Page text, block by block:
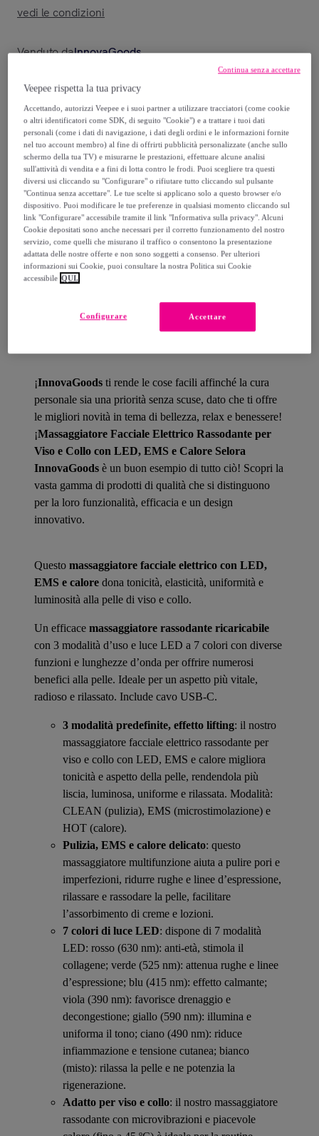
vedi le condizioni
Venduto daInnovaGoods
Consegna
Spedizione gratuita
Consegna: tra il17/08e il20/08
Come funziona?
Dettagli del prodotto
¡InnovaGoods ti rende le cose facili affinché la cura
personale sia una priorità senza scuse, dato che ti offre
le migliori novità in tema di bellezza, relax e benessere!
¡Massaggiatore Facciale Elettrico Rassodante per
Viso e Collo con LED, EMS e Calore Selora
InnovaGoods è un buon esempio di tutto ciò! Scopri la
vasta gamma di prodotti di qualità che si distinguono
per la loro funzionalità, efficacia e un design
innovativo.
Questo massaggiatore facciale elettrico con LED,
EMS e calore dona tonicità, elasticità, uniformità e
luminosità alla pelle di viso e collo.
Un efficace massaggiatore rassodante ricaricabile
con 3 modalità d’uso e luce LED a 7 colori con diverse
funzioni e lunghezze d’onda per offrire numerosi
benefici alla pelle. Ideale per un aspetto più vitale,
radioso e rilassato. Include cavo USB-C.
3 modalità predefinite, effetto lifting: il nostro
massaggiatore facciale elettrico rassodante per
viso e collo con LED, EMS e calore migliora
tonicità e aspetto della pelle, rendendola più
liscia, luminosa, uniforme e rilassata. Modalità:
CLEAN (pulizia), EMS (microstimolazione) e
HOT (calore).
Pulizia, EMS e calore delicato: questo
massaggiatore multifunzione aiuta a pulire pori e
imperfezioni, ridurre rughe e linee d’espressione,
rilassare e rassodare la pelle, facilitare
l’assorbimento di creme e lozioni.
7 colori di luce LED: dispone di 7 modalità
LED: rosso (630 nm): anti-età, stimola il
collagene; verde (525 nm): attenua rughe e linee
d’espressione; blu (415 nm): effetto calmante;
viola (390 nm): favorisce drenaggio e
decongestione; giallo (590 nm): illumina e
uniforma il tono; ciano (490 nm): riduce
infiammazione e tensione cutanea; bianco
(misto): rilassa la pelle e ne potenzia la
rigenerazione.
Adatto per viso e collo: il nostro massaggiatore
rassodante con microvibrazioni e piacevole
Veepee rispetta la tua privacy
Accettando, autorizzi Veepee e i suoi partner a utilizzare tracciatori (come cookie
o altri identificatori come SDK, di seguito "Cookie") e a trattare i tuoi dati
personali (come i dati di navigazione, i dati degli ordini e le informazioni fornite
nel tuo account membro) al fine di offrirti pubblicità personalizzate (anche sullo
schermo della tua TV) e misurarne le prestazioni, effettuare alcune analisi
sull'attività di vendita e a fini di lotta contro le frodi. Puoi scegliere tra questi
diversi usi cliccando su "Configurare" o rifiutare tutto cliccando sul pulsante
"Continua senza accettare". Le tue scelte si applicano solo a questo browser e/o
dispositivo. Puoi modificare le tue preferenze in qualsiasi momento cliccando sul
link "Configurare" accessibile tramite il link "Informativa sulla privacy". Alcuni
Cookie depositati sono anche necessari per il corretto funzionamento del nostro
servizio, come quelli che misurano il traffico o consentono la presentazione
adattata delle nostre offerte e non sono soggetti a consenso. Per ulteriori
informazioni sui Cookie, puoi consultare la nostra Politica sui Cookie
accessibile QUI.
Accettare
Configurare
Continua senza accettare